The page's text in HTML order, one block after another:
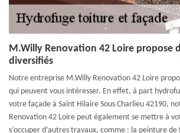
M.Willy Renovation 42 Loire propose
diversifiés
Notre entreprise M.Willy Renovation 42 Loire
qui peuvent vous intéresser. En effet, à part
votre façade à Saint Hilaire Sous Charlieu 42190,
Renovation 42 Loire peut également se mettre à
s’occuper d’autres travaux, comme : la peinture